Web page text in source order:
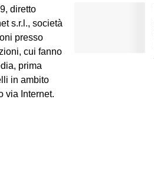
diretto
s.r.l., società
presso
cui fanno
prima
in ambito
via Internet.